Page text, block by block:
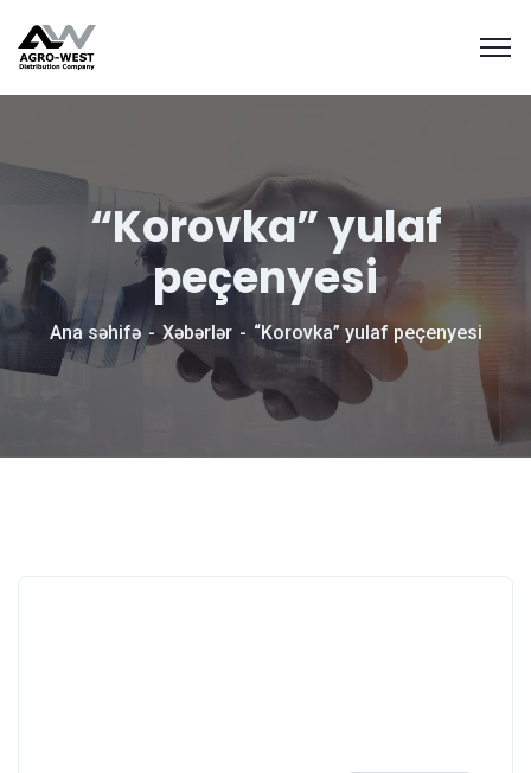
“Korovka” yulaf
peçenyesi
Ana səhifə Xəbərlər “Korovka” yulaf peçenyesi